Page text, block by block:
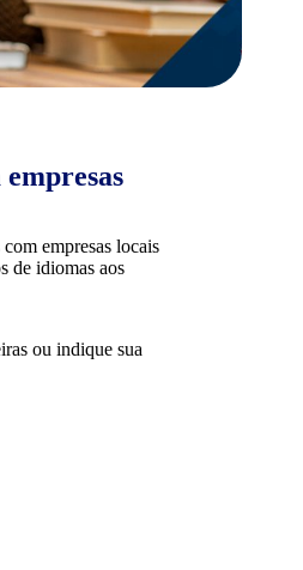
empresas locais
de idiomas aos
ou indique sua